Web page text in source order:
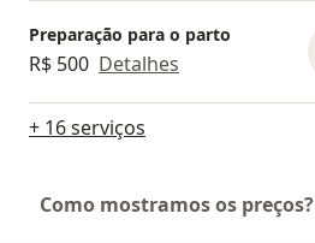
Preparação para o parto
R$ 500 Detalhes
+ 16 serviços
Como mostramos os preços?